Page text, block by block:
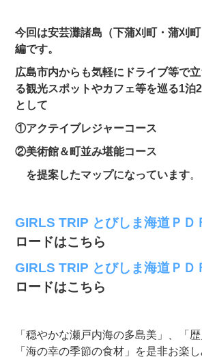
今回は安芸灘諸島（下蒲刈町・蒲刈町
編です。
広島市内からも気軽にドライブ等で
る観光スポットやカフェ等を巡る1泊
として
①アクテイブレジャーコース
②美術館＆町並み堪能コース
を提案したマップになっています。
GIRLS TRIP とびしま海道ＰＤ
ロードはこちら
GIRLS TRIP とびしま海道ＰＤ
ロードはこちら
「穏やかな瀬戸内海の多島美」、「
「海の幸の季節の食材」を是非お楽し